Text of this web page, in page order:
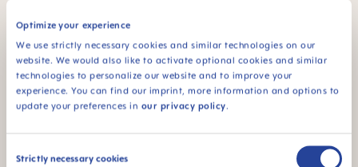
Optimize your experience
We use strictly necessary cookies and similar technologies on our
website. We would also like to activate optional cookies and similar
technologies to personalize our website and to improve your
experience. You can find our imprint, more information and options to
update your preferences in our privacy policy.
Consent
Strictly necessary cookies
94% NIPPLE
ACCEPTANCE
94 %
Saugerakzeptanz:
vertraute Gefühl*
Für Babys ab 6
Monaten